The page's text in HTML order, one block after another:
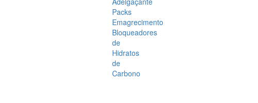
Packs
Emagrecimento
Bloqueadores
de
Hidratos
de
Carbono